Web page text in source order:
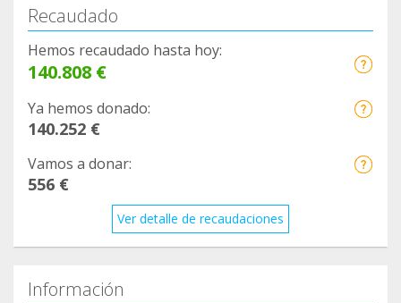
Recaudado
Hemos recaudado hasta hoy:
140.808 €
Ya hemos donado:
140.252 €
Vamos a donar:
556 €
Ver detalle de recaudaciones
Información